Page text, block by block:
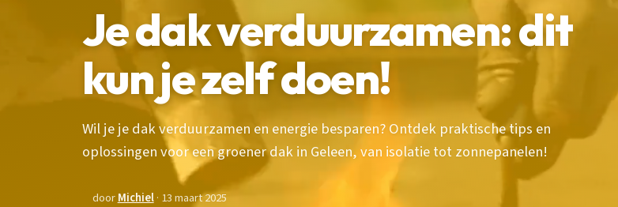
Je dak verduurzamen: dit
kun je zelf doen!
Wil je je dak verduurzamen en energie besparen? Ontdek praktische tips en
oplossingen voor een groener dak in Geleen, van isolatie tot zonnepanelen!
doorMichiel· 13 maart 2025